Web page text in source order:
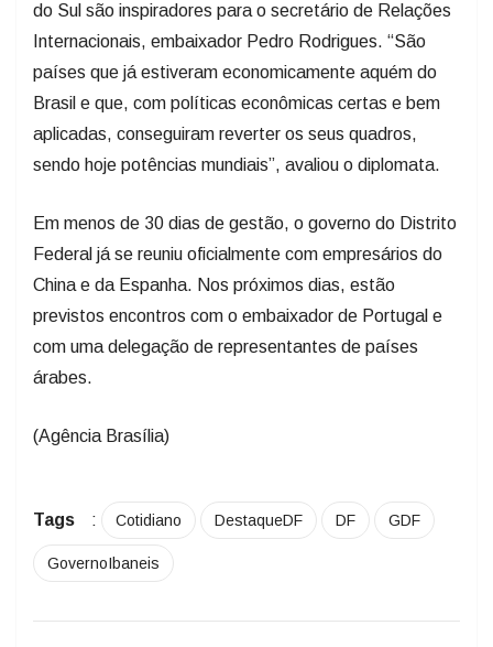
do Sul são inspiradores para o secretário de Relações
Internacionais, embaixador Pedro Rodrigues. “São
países que já estiveram economicamente aquém do
Brasil e que, com políticas econômicas certas e bem
aplicadas, conseguiram reverter os seus quadros,
sendo hoje potências mundiais”, avaliou o diplomata.
Em menos de 30 dias de gestão, o governo do Distrito
Federal já se reuniu oficialmente com empresários do
China e da Espanha. Nos próximos dias, estão
previstos encontros com o embaixador de Portugal e
com uma delegação de representantes de países
árabes.
(Agência Brasília)
Tags : Cotidiano DestaqueDF DF GDF
GovernoIbaneis